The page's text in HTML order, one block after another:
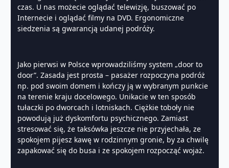
czas. U nas możecie oglądać telewizję, buszować po
Internecie i oglądać filmy na DVD. Ergonomiczne
siedzenia są gwarancją udanej podróży.
Jako pierwsi w Polsce wprowadziliśmy system „door to
door”. Zasada jest prosta – pasażer rozpoczyna podróż
np. pod swoim domem i kończy ją w wybranym punkcie
na terenie kraju docelowego. Unikacie w ten sposób
tułaczki po dworcach i lotniskach. Ciężkie toboły nie
powodują już dyskomfortu psychicznego. Zamiast
stresować się, że taksówka jeszcze nie przyjechała, ze
spokojem pijesz kawę w rodzinnym gronie, by za chwilę
zapakować się do busa i ze spokojem rozpocząć wojaż.